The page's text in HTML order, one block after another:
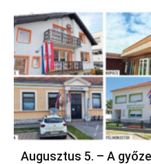
Augusztus 5. – A